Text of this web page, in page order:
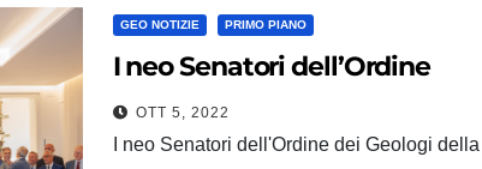
di Salerno, e con il patrocinio morale del
Consiglio Nazionale degli Ingegneri, del
Dipartimento di Ingegneria Civile (DICIV)
UNISA, del…
GEO NOTIZIE PRIMO PIANO
I neo Senatori dell’Ordine
OTT 5, 2022
I neo Senatori dell'Ordine dei Geologi della